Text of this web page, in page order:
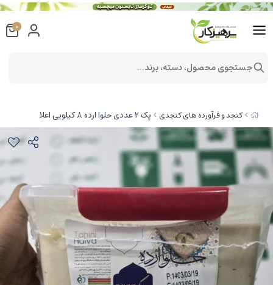
کنجد و فرآورده های کنجدی پک 2 عددی حلوا ارده 8 کیلویی اعلا
0
جستجوی محصول، دسته، برند...